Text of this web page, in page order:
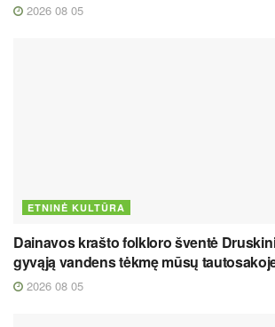
2026 08 05
ETNINĖ KULTŪRA
Dainavos krašto folkloro šventė
gyvąją vandens tėkmę mūsų
2026 08 05